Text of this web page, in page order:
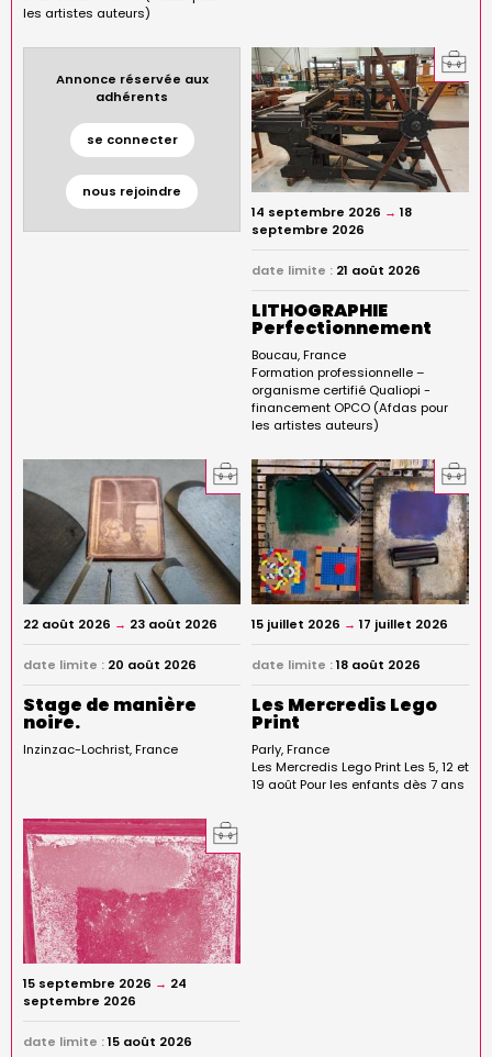
les artistes auteurs)
Annonce réservée aux
adhérents
se connecter
nous rejoindre
14 septembre 2026 → 18
septembre 2026
date limite : 21 août 2026
LITHOGRAPHIE
Perfectionnement
Boucau France
Formation professionnelle –
organisme certifié Qualiopi -
financement OPCO (Afdas pour
les artistes auteurs)
22 août 2026 → 23 août 2026
date limite : 20 août 2026
Stage de manière
noire.
Inzinzac-Lochrist France
15 juillet 2026 → 17 juillet 2026
date limite :18 août 2026
Les Mercredis Lego
Print
Parly France
Les Mercredis Lego Print Les 5, 12 et
19 août Pour les enfants dès 7 ans
15 septembre 2026 → 24
septembre 2026
date limite :15 août 2026